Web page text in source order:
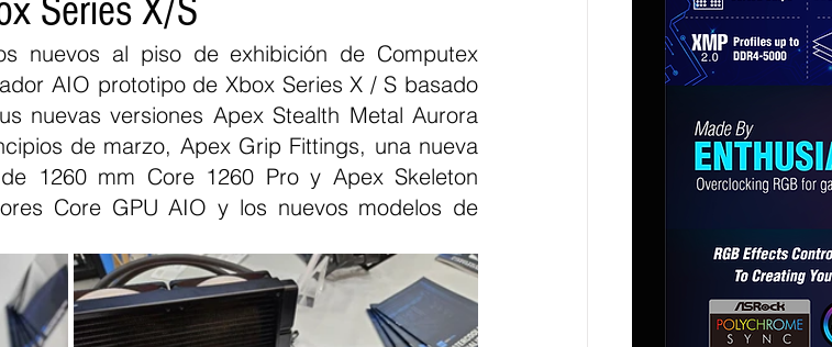
Series X/S
nuevos al piso de exhibición de Computex
AIO prototipo de Xbox Series X / S basado
nuevas versiones Apex Stealth Metal Aurora
de marzo, Apex Grip Fittings, una nueva
1260 mm Core 1260 Pro y Apex Skeleton
Core GPU AIO y los nuevos modelos de